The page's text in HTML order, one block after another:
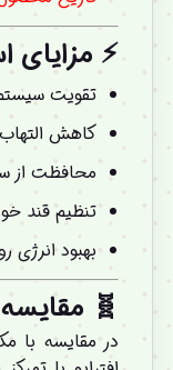
⚡ مزایای
تقویت
کاهش
محافظت از
تنظیم قند
بهبود
🧬 مقایسه
در مقایسه با